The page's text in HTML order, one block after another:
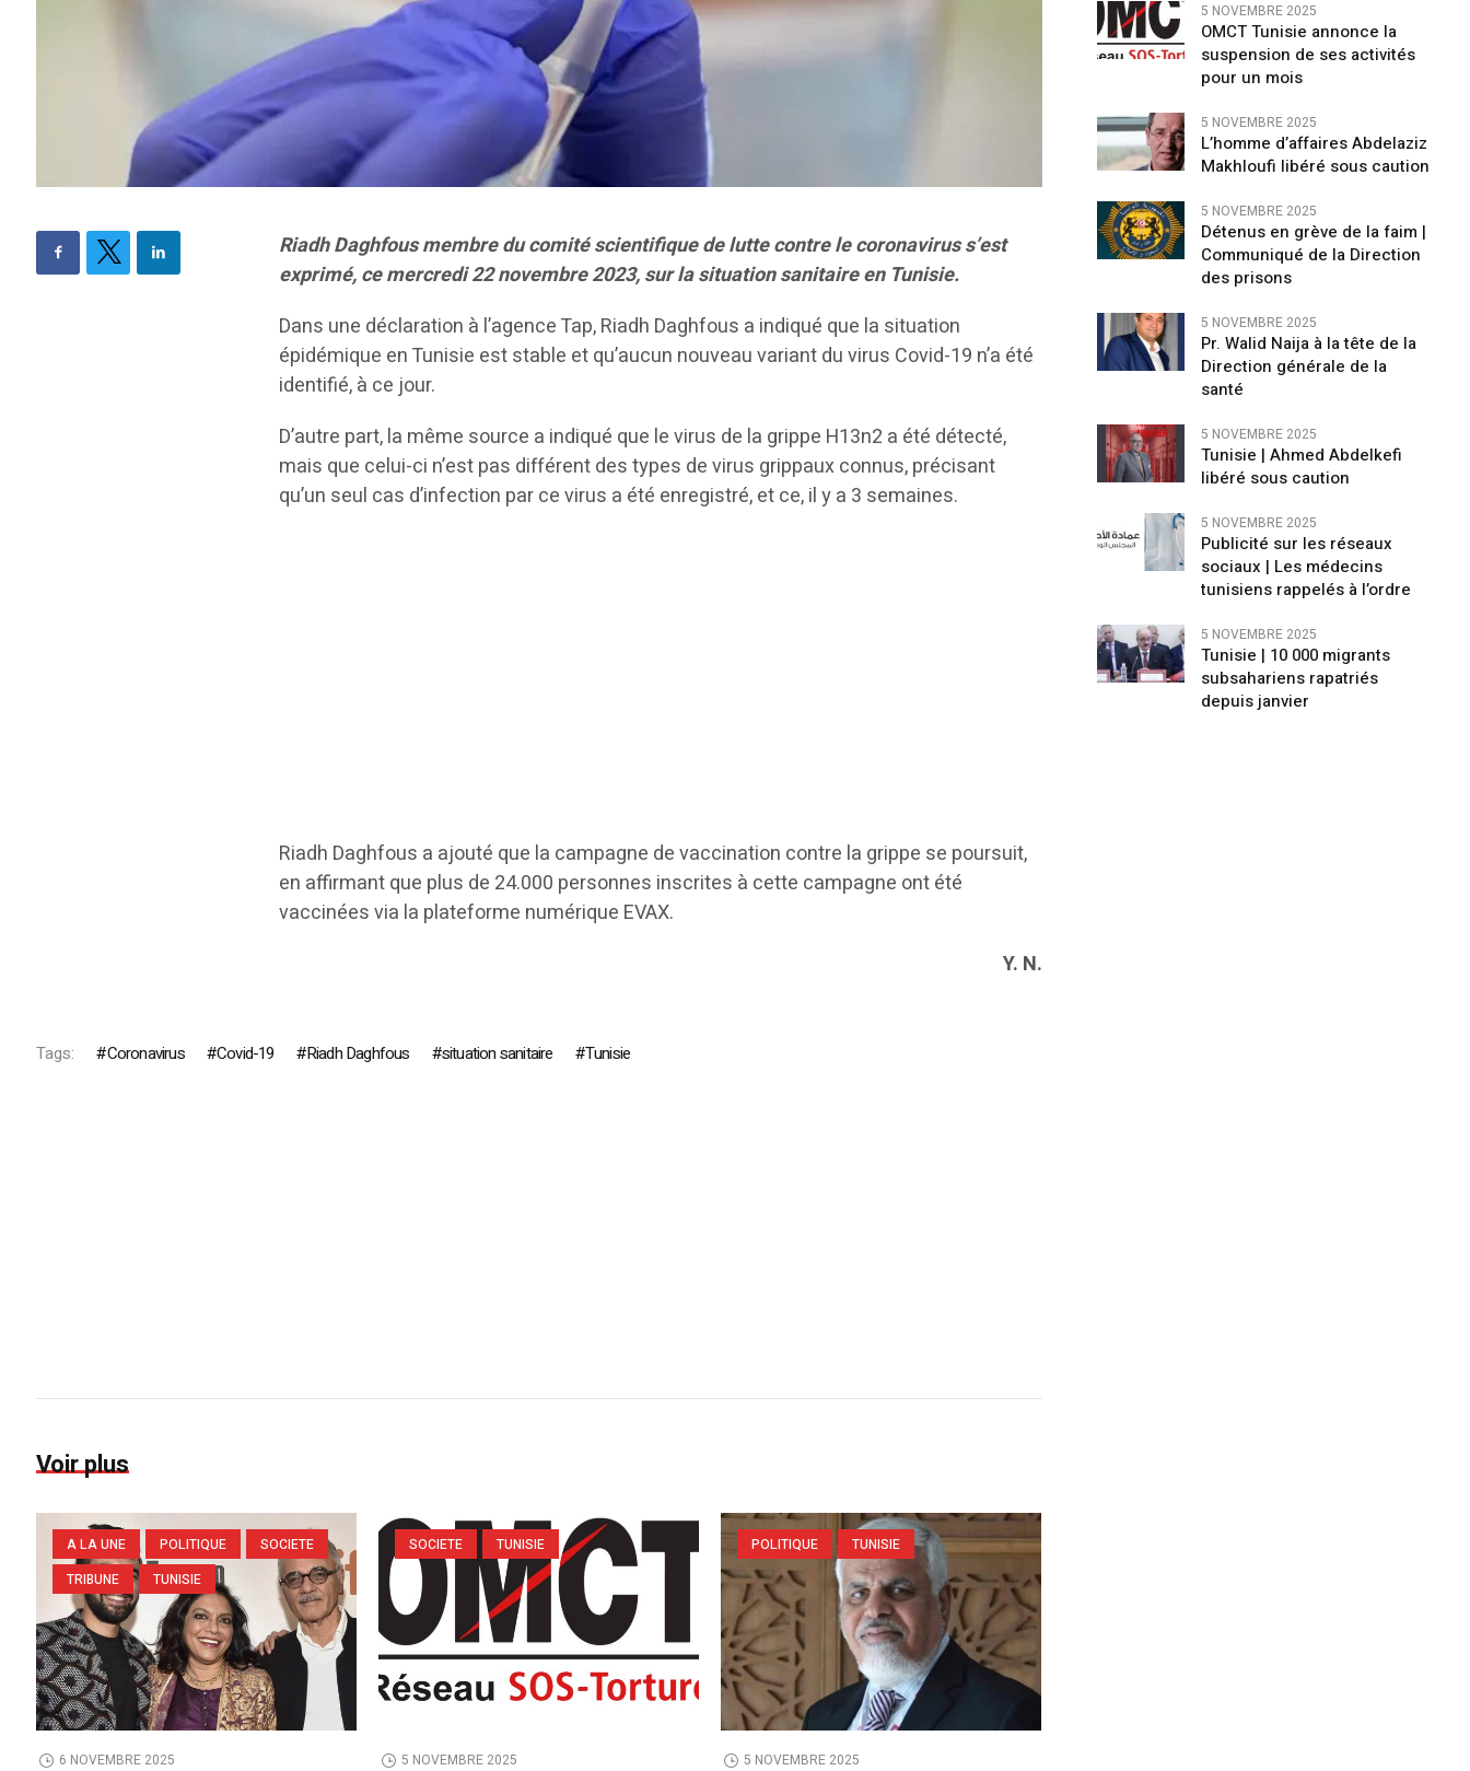
Riadh Daghfous membre du comité scientifique de lutte contre le coronavirus s’est
exprimé, ce mercredi 22 novembre 2023, sur la situation sanitaire en Tunisie.
Dans une déclaration à l’agence Tap, Riadh Daghfous a indiqué que la situation
épidémique en Tunisie est stable et qu’aucun nouveau variant du virus Covid-19 n’a été
identifié, à ce jour.
D’autre part, la même source a indiqué que le virus de la grippe H13n2 a été détecté,
mais que celui-ci n’est pas différent des types de virus grippaux connus, précisant
qu’un seul cas d’infection par ce virus a été enregistré, et ce, il y a 3 semaines.
Riadh Daghfous a ajouté que la campagne de vaccination contre la grippe se poursuit,
en affirmant que plus de 24.000 personnes inscrites à cette campagne ont été
vaccinées via la plateforme numérique EVAX.
Y. N.
Tags: Coronavirus Covid-19 Riadh Daghfous situation sanitaire Tunisie
Voir plus
A LA UNE POLITIQUE
SOCIETE
TRIBUNE
TUNISIE
6 NOVEMBRE 2025
SOCIETE TUNISIE
5 NOVEMBRE 2025
POLITIQUE TUNISIE
5 NOVEMBRE 2025
5 NOVEMBRE 2025
OMCT Tunisie annonce la
suspension de ses activités
pour un mois
5 NOVEMBRE 2025
L’homme d’affaires Abdelaziz
Makhloufi libéré sous caution
5 NOVEMBRE 2025
Détenus en grève de la faim |
Communiqué de la Direction
des prisons
5 NOVEMBRE 2025
Pr. Walid Naija à la tête de la
Direction générale de la
santé
5 NOVEMBRE 2025
Tunisie | Ahmed Abdelkefi
libéré sous caution
5 NOVEMBRE 2025
Publicité sur les réseaux
sociaux | Les médecins
tunisiens rappelés à l’ordre
5 NOVEMBRE 2025
Tunisie | 10 000 migrants
subsahariens rapatriés
depuis janvier